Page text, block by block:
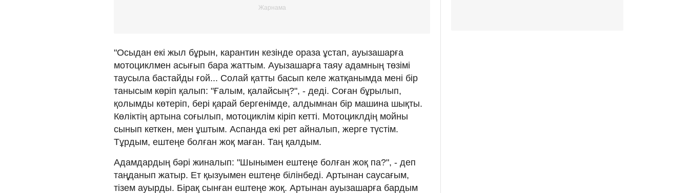
"Осыдан екі жыл бұрын, карантин кезінде ораза ұстап, ауызашарға
мотоциклмен асығып бара жаттым. Ауызашарға таяу адамның төзімі
таусыла бастайды ғой... Солай қатты басып келе жатқанымда мені бір
танысым көріп қалып: "Ғалым, қалайсың?", - деді. Соған бұрылып,
қолымды көтеріп, бері қарай бергенімде, алдымнан бір машина шықты.
Көліктің артына соғылып, мотоциклім кіріп кетті. Мотоциклдің мойны
сынып кеткен, мен ұштым. Аспанда екі рет айналып, жерге түстім.
Тұрдым, ештеңе болған жоқ маған. Таң қалдым.
Адамдардың бәрі жиналып: "Шынымен ештеңе болған жоқ па?", - деп
таңданып жатыр. Ет қызуымен ештеңе білінбеді. Артынан саусағым,
тізем ауырды. Бірақ сынған ештеңе жоқ. Артынан ауызашарға бардым